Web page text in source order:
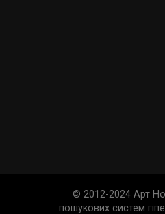
© 2012-2024 Арт
пошукових систем